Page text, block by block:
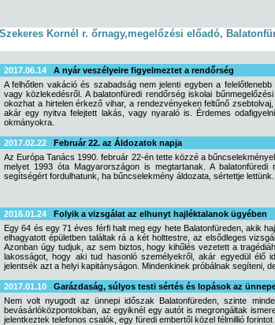
Szekeres Kornél r. őrnagy,megelőzési előadó,
2017.06.14
A nyár veszélyeire figyelmeztet a rendőrség
A felhőtlen vakáció és szabadság nem jelenti egyben a
vagy közlekedésről. A balatonfüredi rendőrség iskolai
okozhat a hirtelen érkező vihar, a rendezvényeken feltűnő
akár egy nyitva felejtett lakás, vagy nyaraló is. Érdemes
okmányokra.
2017.02.22
Február 22. az Áldozatok napja
Az Európa Tanács 1990. február 22-én tette közzé a
melyet 1993 óta Magyarországon is megtartanak. A
segítségért fordulhatunk, ha bűncselekmény áldozata, sértettje lettünk.
2016.01.24
Folyik a vizsgálat az elhunyt hajléktalanok ügyében
Egy 64 és egy 71 éves férfi halt meg egy hete Balatonfüreden, akik
elhagyatott épületben találtak rá a két holttestre, az elsődleges
Azonban úgy tudjuk, az sem biztos, hogy kihűlés vezetett a
lakosságot, hogy aki tud hasonló személyekről, akár egyedül élő
jelentsék azt a helyi kapitányságon. Mindenkinek próbálnak segíteni,
2017.01.10
Garázdaság, súlyos testi sértés és lopások az
Nem volt nyugodt az ünnepi időszak Balatonfüreden, szinte
bevásárlóközpontokban, az egyiknél egy autót is megrongáltak
jelentkeztek telefonos csalók, egy füredi embertől közel félmillió forintot